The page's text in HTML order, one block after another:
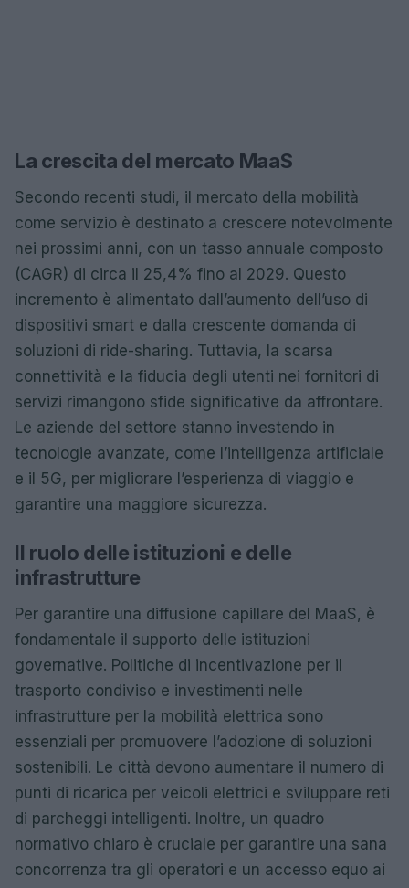
La crescita del mercato MaaS
Secondo recenti studi, il mercato della mobilità
come servizio è destinato a crescere notevolmente
nei prossimi anni, con un tasso annuale composto
(CAGR) di circa il 25,4% fino al 2029. Questo
incremento è alimentato dall’aumento dell’uso di
dispositivi smart e dalla crescente domanda di
soluzioni di ride-sharing. Tuttavia, la scarsa
connettività e la fiducia degli utenti nei fornitori di
servizi rimangono sfide significative da affrontare.
Le aziende del settore stanno investendo in
tecnologie avanzate, come l’intelligenza artificiale
e il 5G, per migliorare l’esperienza di viaggio e
garantire una maggiore sicurezza.
Il ruolo delle istituzioni e delle
infrastrutture
Per garantire una diffusione capillare del MaaS, è
fondamentale il supporto delle istituzioni
governative. Politiche di incentivazione per il
trasporto condiviso e investimenti nelle
infrastrutture per la mobilità elettrica sono
essenziali per promuovere l’adozione di soluzioni
sostenibili. Le città devono aumentare il numero di
punti di ricarica per veicoli elettrici e sviluppare reti
di parcheggi intelligenti. Inoltre, un quadro
normativo chiaro è cruciale per garantire una sana
concorrenza tra gli operatori e un accesso equo ai